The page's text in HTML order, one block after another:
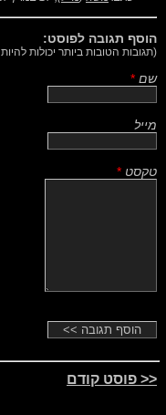
הוסף תגובה לפוסט:
(תגובות הטובות ביותר יכולות להיות
שם *
מייל
טקסט *
<< פוסט קודם